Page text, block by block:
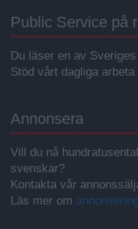
Public Service på
Du läser en av
Stöd vårt dagliga arbeta
Annonsera
Vill du nå
svenskar?
Kontakta vår
Läs mer om annonsering